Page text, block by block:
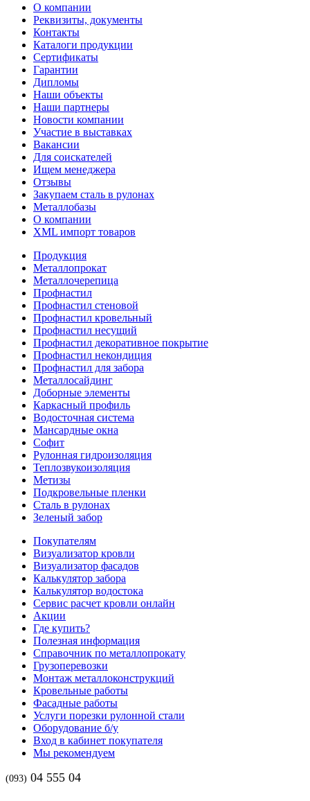
О компании
Реквизиты, документы
Контакты
Каталоги продукции
Сертификаты
Гарантии
Дипломы
Наши объекты
Наши партнеры
Новости компании
Участие в выставках
Вакансии
Для соискателей
Ищем менеджера
Отзывы
Закупаем сталь в рулонах
Металлобазы
О компании
XML импорт товаров
Продукция
Металлопрокат
Металлочерепица
Профнастил
Профнастил стеновой
Профнастил кровельный
Профнастил несущий
Профнастил декоративное покрытие
Профнастил некондиция
Профнастил для забора
Металлосайдинг
Доборные элементы
Каркасный профиль
Водосточная система
Мансардные окна
Софит
Рулонная гидроизоляция
Теплозвукоизоляция
Метизы
Подкровельные пленки
Сталь в рулонах
Зеленый забор
Покупателям
Визуализатор кровли
Визуализатор фасадов
Калькулятор забора
Калькулятор водостока
Сервис расчет кровли онлайн
Акции
Где купить?
Полезная информация
Справочник по металлопрокату
Грузоперевозки
Монтаж металлоконструкций
Кровельные работы
Фасадные работы
Услуги порезки рулонной стали
Оборудование б/у
Вход в кабинет покупателя
Мы рекомендуем
(093) 04 555 04